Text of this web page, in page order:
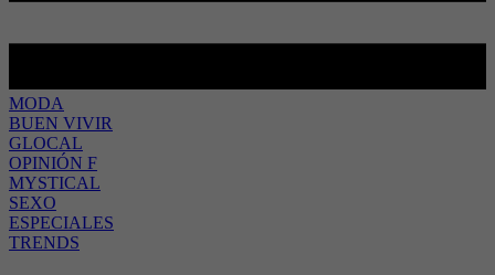
MODA
BUEN VIVIR
GLOCAL
OPINIÓN F
MYSTICAL
SEXO
ESPECIALES
TRENDS